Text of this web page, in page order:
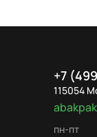
+7
115054
пн-пт